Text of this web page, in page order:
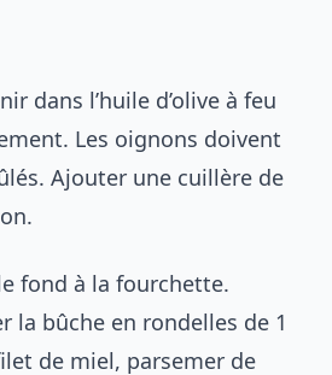
dans l’huile d’olive à feu
Les oignons doivent
Ajouter une cuillère de
fond à la fourchette.
la bûche en rondelles de 1
de miel, parsemer de